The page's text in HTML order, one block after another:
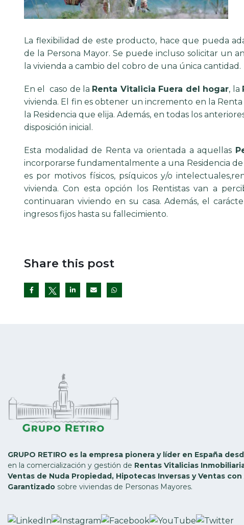
La flexibilidad de este producto, hace que pueda
de la Persona Mayor. Se puede incluso solicitar un
la vivienda a cambio del cobro de una única cantidad.
En el caso de la Renta Vitalicia Fuera del hogar, la
vivienda. El fin es obtener un incremento en la
la Residencia que elija. Además, en todas los
disposición inicial.
Esta modalidad de Renta va orientada a aquellas
incorporarse fundamentalmente a una Residencia de
es por motivos físicos, psíquicos y/o
vivienda. Con esta opción los Rentistas van a
continuaran viviendo en su casa. Además, el
ingresos fijos hasta su fallecimiento.
Share this post
GRUPO RETIRO es la empresa pionera y líder en España
en la comercialización y gestión de Rentas Vitalicias
Ventas de Nuda Propiedad, Hipotecas Inversas y Ventas
Garantizado sobre viviendas de Personas Mayores.